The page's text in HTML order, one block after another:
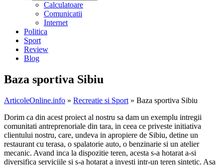
Calculatoare
Comunicatii
Internet
Politica
Sport
Review
Blog
Baza sportiva Sibiu
ArticoleOnline.info » Recreatie si Sport » Baza sportiva Sibiu
Dorim ca din acest proiect al nostru sa dam un exemplu intregii
comunitati antreprenoriale din tara, in ceea ce priveste initiativa
clientului nostru, care, undeva in apropiere de Sibiu, detine un
restaurant cu terasa, o spalatorie auto, o benzinarie si un atelier
mecanic. Avand inca la dispozitie teren, acesta s-a hotarat a-si
diversifica serviciile si s-a hotarat a investi intr-un teren sintetic. Asa